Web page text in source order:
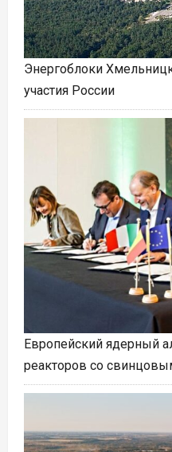
Энергоблоки
участия России
Европейский ядерный
реакторов со